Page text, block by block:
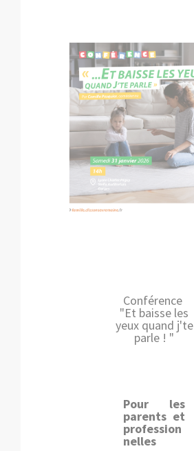
Conférence
"Et baisse les
yeux quand j'te
parle ! "
Pour les
parents et
profession
nelles